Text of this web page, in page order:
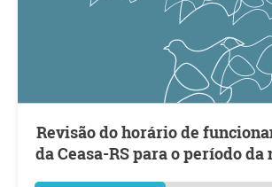
Revisão do horário de funcionamento
da Ceasa-RS para o período da